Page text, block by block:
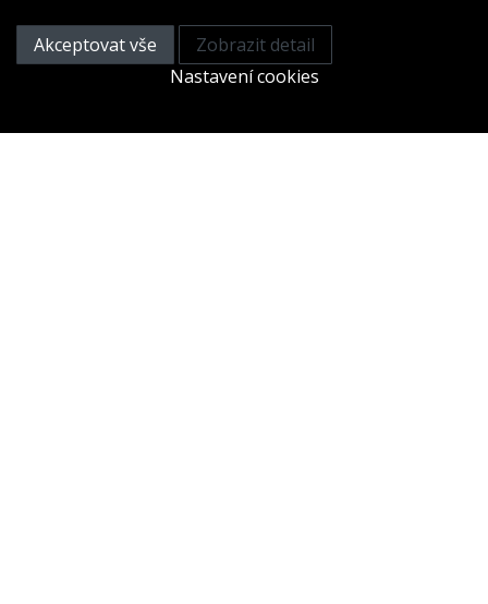
Akceptovat vše
Zobrazit detail
Nastavení cookies